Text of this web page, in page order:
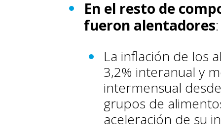
En el resto de
fueron alentadores:
La inflación de los
3,2% interanual y
intermensual
grupos de
aceleración de su